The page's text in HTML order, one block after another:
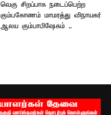
வெகு சிறப்பாக நடைப்பெற்ற
கும்பகோணம் மாமரத்து விநாயகர்
ஆலய கும்பாபிஷேகம் ..